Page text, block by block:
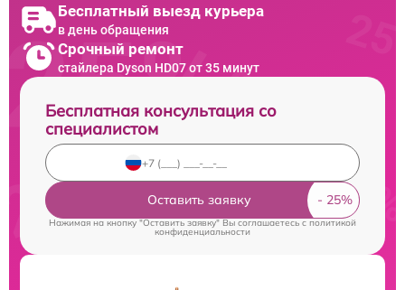
Бесплатный выезд курьера
в день обращения
Срочный ремонт
стайлера Dyson HD07 от 35 минут
Бесплатная консультация со
специалистом
Оставить заявку
Нажимая на кнопку "Оставить заявку" Вы соглашаетесь cполитикой
конфиденциальности